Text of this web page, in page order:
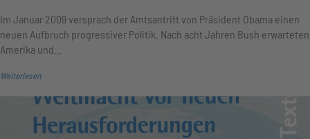
Im Januar 2009 versprach der Amtsantritt von Präsident Obama einen
neuen Aufbruch progressiver Politik. Nach acht Jahren Bush erwarteten
Amerika und…
Weiterlesen